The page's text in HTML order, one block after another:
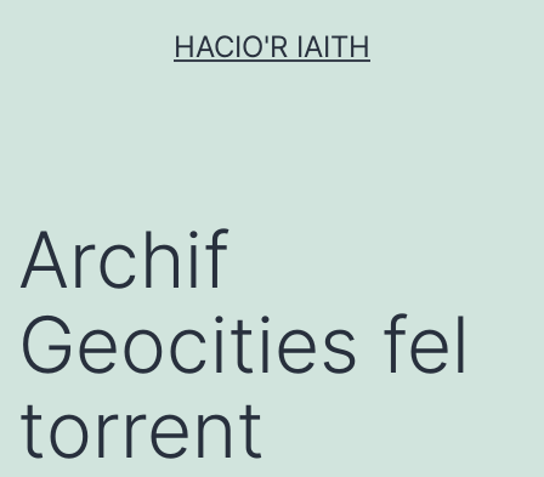
HACIO'R IAITH
Archif
Geocities fel
torrent